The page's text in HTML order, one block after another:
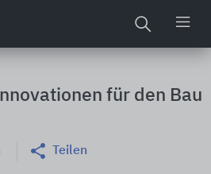
für den Bau
Teilen